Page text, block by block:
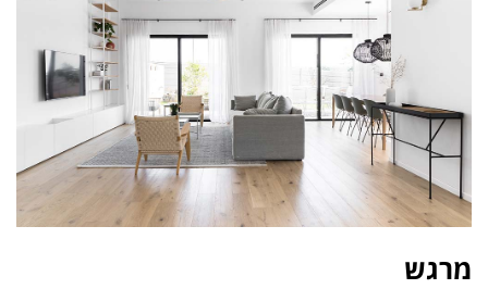
מרגש